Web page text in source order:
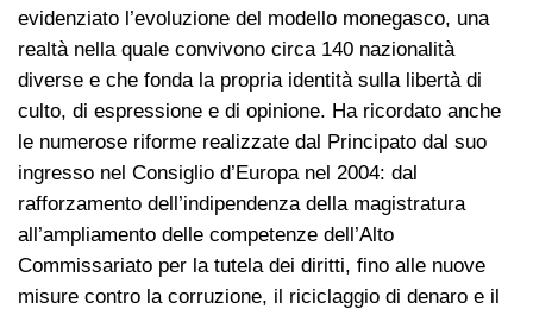
evidenziato l’evoluzione del modello monegasco, una
realtà nella quale convivono circa 140 nazionalità
diverse e che fonda la propria identità sulla libertà di
culto, di espressione e di opinione. Ha ricordato anche
le numerose riforme realizzate dal Principato dal suo
ingresso nel Consiglio d’Europa nel 2004: dal
rafforzamento dell’indipendenza della magistratura
all’ampliamento delle competenze dell’Alto
Commissariato per la tutela dei diritti, fino alle nuove
misure contro la corruzione, il riciclaggio di denaro e il